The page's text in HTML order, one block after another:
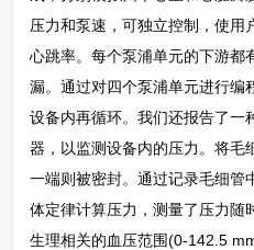
压力和泵速，可独立控制，使用
心跳率。每个泵浦单元的下游都
漏。通过对四个泵浦单元进行编
设备内再循环。我们还报告了一
器，以监测设备内的压力。将毛
一端则被密封。通过记录毛细管
体定律计算压力，测量了压力随
生理相关的血压范围(0-142.5